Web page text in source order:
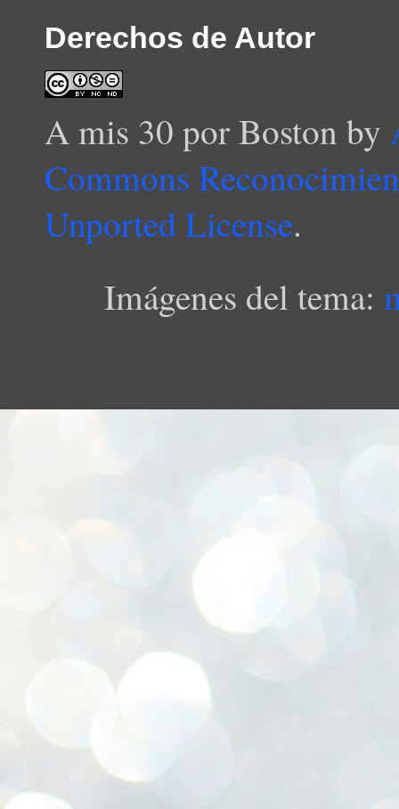
Derechos de Autor
A mis 30 por Boston by
Commons
Unported License.
Imágenes del tema: